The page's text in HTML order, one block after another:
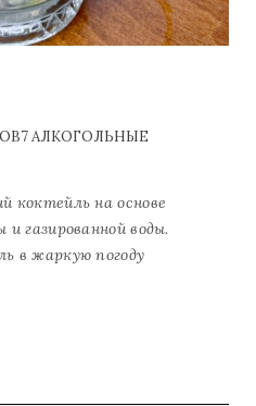
7 АЛКОГОЛЬНЫЕ
коктейль на основе
газированной воды.
в жаркую погоду